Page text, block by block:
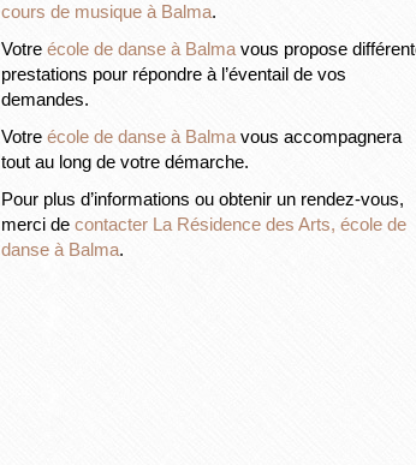
cours de musique à Balma.
Votre école de danse à Balma vous propose
prestations pour répondre à l’éventail de vos
demandes.
Votre école de danse à Balma vous accompagnera
tout au long de votre démarche.
Pour plus d’informations ou obtenir un rendez-vous,
merci de contacter La Résidence des Arts, école de
danse à Balma.